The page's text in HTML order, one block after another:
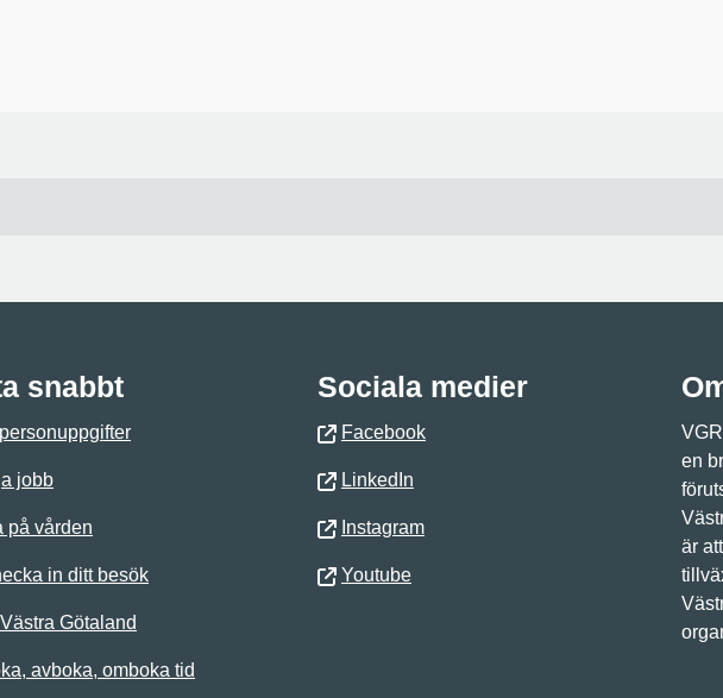
snabbt
jobb
på vården
in ditt besök
Götaland
avboka, omboka tid
Sociala medier
Facebook
LinkedIn
Instagram
Youtube
en
är